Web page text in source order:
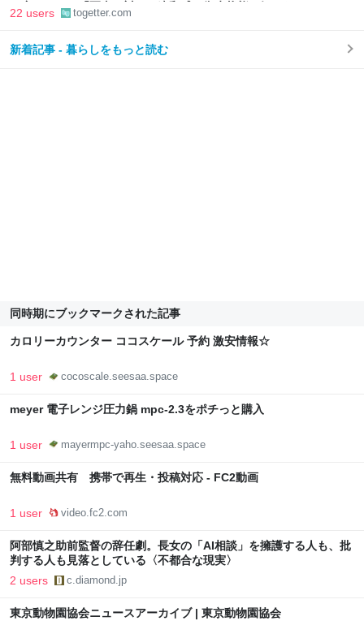
ル産では？」「写真に対して違和感」衛生状態も気になる
22 users togetter.com
新着記事 - 暮らしをもっと読む
同時期にブックマークされた記事
カロリーカウンター ココスケール 予約 激安情報☆
1 user cocoscale.seesaa.space
meyer 電子レンジ圧力鍋 mpc-2.3をポチっと購入
1 user mayermpc-yaho.seesaa.space
無料動画共有 携帯で再生・投稿対応 - FC2動画
1 user video.fc2.com
阿部慎之助前監督の辞任劇。長女の「AI相談」を擁護する人も、批
判する人も見落としている〈不都合な現実〉
2 users c.diamond.jp
東京動物園協会ニュースアーカイブ | 東京動物園協会